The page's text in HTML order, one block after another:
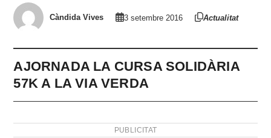
Càndida Vives 3 setembre 2016 Actualitat
AJORNADA LA CURSA SOLIDÀRIA
57K A LA VIA VERDA
PUBLICITAT